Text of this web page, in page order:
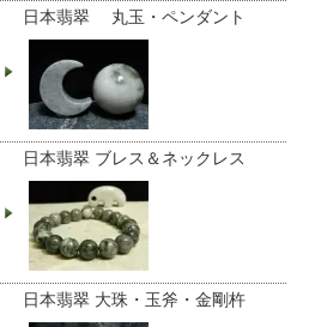
日本翡翠 丸玉・ペンダント
日本翡翠 ブレス＆ネックレス
日本翡翠 大珠・玉斧・金剛杵